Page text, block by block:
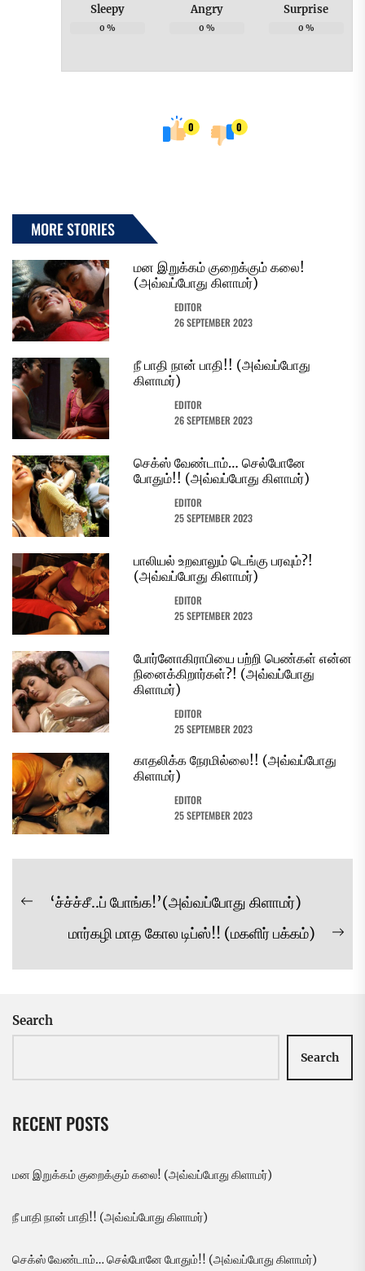
Sleepy
0 %
Angry
0 %
Surprise
0 %
0 0
MORE STORIES
மன இறுக்கம் குறைக்கும் கலை!
(அவ்வப்போது கிளாமர்)
EDITOR
26 SEPTEMBER 2023
நீ பாதி நான் பாதி!! (அவ்வப்போது
கிளாமர்)
EDITOR
26 SEPTEMBER 2023
செக்ஸ் வேண்டாம்… செல்போனே
போதும்!! (அவ்வப்போது கிளாமர்)
EDITOR
25 SEPTEMBER 2023
பாலியல் உறவாலும் டெங்கு பரவும்?!
(அவ்வப்போது கிளாமர்)
EDITOR
25 SEPTEMBER 2023
போர்னோகிராபியை பற்றி பெண்கள் என்ன
நினைக்கிறார்கள்?! (அவ்வப்போது
கிளாமர்)
EDITOR
25 SEPTEMBER 2023
காதலிக்க நேரமில்லை!! (அவ்வப்போது
கிளாமர்)
EDITOR
25 SEPTEMBER 2023
Post
navigation
Previous
‘ச்ச்ச்சீ..ப் போங்க!’(அவ்வப்போது கிளாமர்)
மார்கழி மாத கோல டிப்ஸ்!! (மகளிர் பக்கம்)
Search
Search
RECENT POSTS
மன இறுக்கம் குறைக்கும் கலை! (அவ்வப்போது கிளாமர்)
நீ பாதி நான் பாதி!! (அவ்வப்போது கிளாமர்)
செக்ஸ் வேண்டாம்… செல்போனே போதும்!! (அவ்வப்போது கிளாமர்)